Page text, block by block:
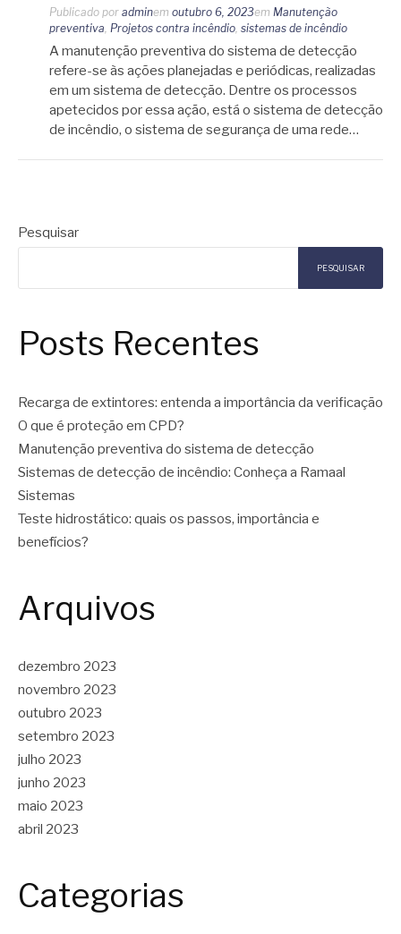
Publicado por adminem outubro 6, 2023em Manutenção
preventiva Projetos contra incêndio sistemas de incêndio
A manutenção preventiva do sistema de detecção
refere-se às ações planejadas e periódicas, realizadas
em um sistema de detecção. Dentre os processos
apetecidos por essa ação, está o sistema de detecção
de incêndio, o sistema de segurança de uma rede…
Pesquisar
PESQUISAR
Posts Recentes
Recarga de extintores: entenda a importância da verificação
O que é proteção em CPD?
Manutenção preventiva do sistema de detecção
Sistemas de detecção de incêndio: Conheça a Ramaal
Sistemas
Teste hidrostático: quais os passos, importância e
benefícios?
Arquivos
dezembro 2023
novembro 2023
outubro 2023
setembro 2023
julho 2023
junho 2023
maio 2023
abril 2023
Categorias